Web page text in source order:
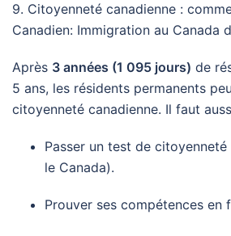
9. Citoyenneté canadienne :
Canadien: Immigration au Canada
Après 3 années (1 095 jours) de
5 ans, les résidents permanents
citoyenneté canadienne. Il faut
Passer un test de
le Canada).
Prouver ses compétences en